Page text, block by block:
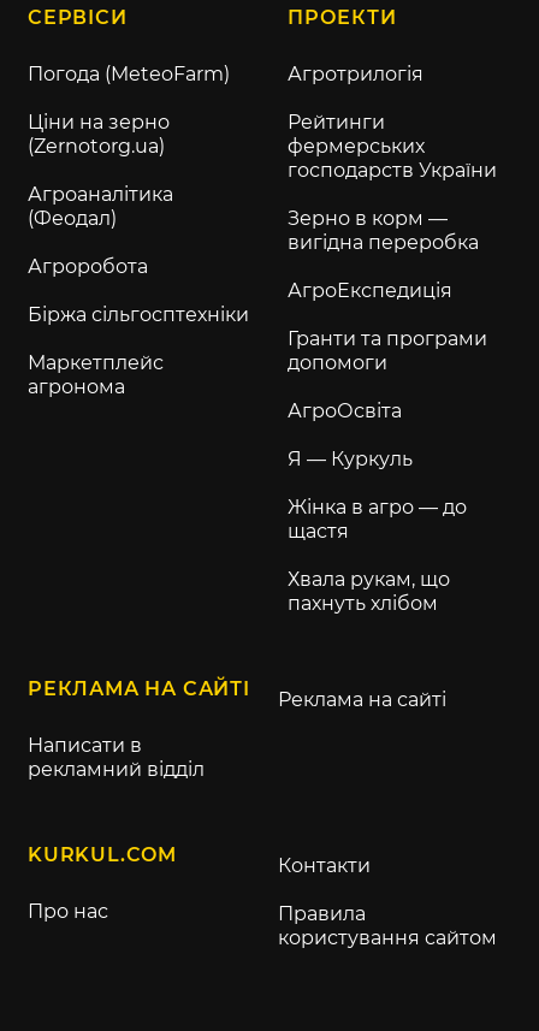
СЕРВІСИ
Погода (MeteoFarm)
Ціни на зерно
(Zernotorg.ua)
Агроаналітика
(Феодал)
Агроробота
Біржа сільгосптехніки
Маркетплейс
агронома
ПРОЕКТИ
Агротрилогія
Рейтинги
фермерських
господарств України
Зерно в корм —
вигідна переробка
АгроЕкспедиція
Гранти та програми
допомоги
АгроОсвіта
Я — Куркуль
Жінка в агро — до
щастя
Хвала рукам, що
пахнуть хлібом
РЕКЛАМА НА САЙТІ
Написати в
рекламний відділ
Реклама на сайті
KURKUL.COM
Про нас
Контакти
Правила
користування сайтом